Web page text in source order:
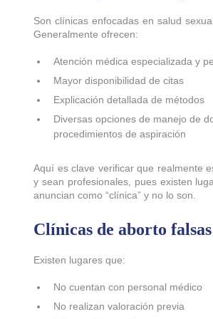
Son clínicas enfocadas en salud
Generalmente ofrecen:
Atención médica especializada y
Mayor disponibilidad de citas
Explicación detallada de métodos
Diversas opciones de manejo de
procedimientos de aspiración
Aquí es clave verificar que realmente
y sean profesionales, pues existen
anuncian como “clínica” y no lo son.
Clínicas de aborto falsas
Existen lugares que:
No cuentan con personal médico
No realizan valoración previa